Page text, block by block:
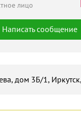
лицо
Написать сообщение
21 000 м²
598 ‒ 598 м²
руб./мес
дом 3Б/1,